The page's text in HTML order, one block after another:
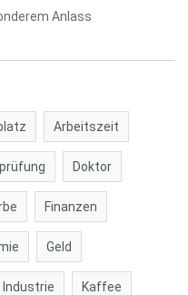
Anlass
Arbeitszeit
Doktor
Finanzen
Geld
Industrie Kaffee